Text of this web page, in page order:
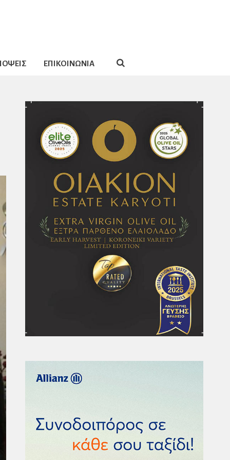
ΕΠΙΚΟΙΝΩΝΙΑ